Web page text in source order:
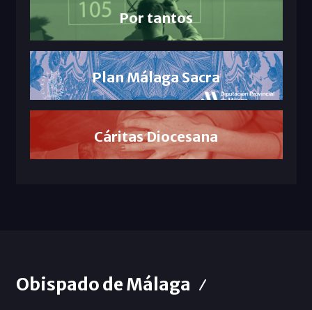
Por tantos
Plan Málaga Sacra
Cáritas Diocesana
Obispado de Málaga